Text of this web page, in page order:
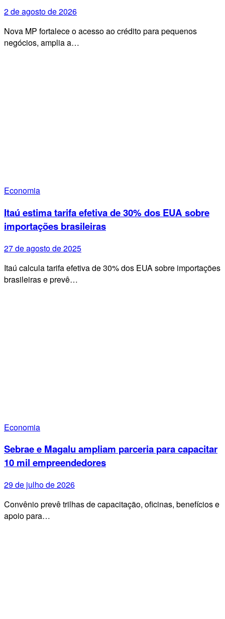
2 de agosto de 2026
Nova MP fortalece o acesso ao crédito para pequenos
negócios, amplia a…
Economia
Itaú estima tarifa efetiva de 30% dos EUA sobre
importações brasileiras
27 de agosto de 2025
Itaú calcula tarifa efetiva de 30% dos EUA sobre importações
brasileiras e prevê…
Economia
Sebrae e Magalu ampliam parceria para capacitar
10 mil empreendedores
29 de julho de 2026
Convênio prevê trilhas de capacitação, oficinas, benefícios e
apoio para…